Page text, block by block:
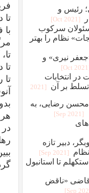
تا
تا
در
رئیس و
[2021 Oct]
سرکوب
نظام را بهتر
نیری» و
در انتخابات
بر آن
[2021
محسن رضایی، به
[2021 Sep]
و «گل‌های
دبیر تازه
[2021 Sep]
تا استانبول
قاضی «ناقض